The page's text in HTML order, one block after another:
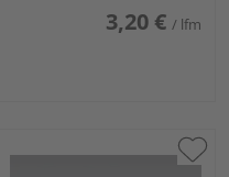
3,20 € / lfm